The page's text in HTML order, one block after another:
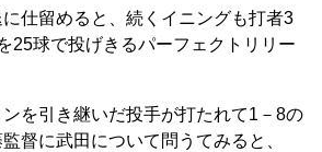
仕留めると、続くイニングも打者3
25球で投げきるパーフェクトリリー
を引き継いだ投手が打たれて1－8の
督に武田について問うてみると、